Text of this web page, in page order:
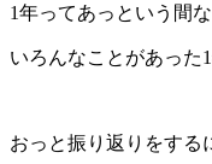
1年ってあっという間
いろんなことがあった
おっと振り返りをする